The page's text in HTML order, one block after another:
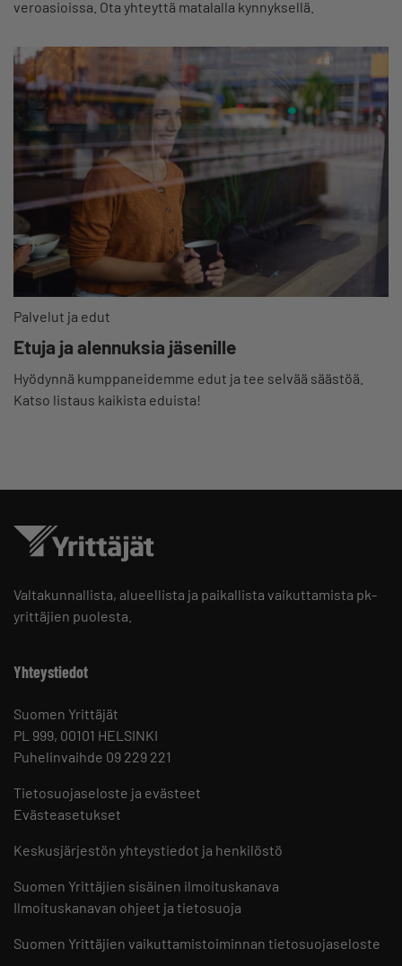
veroasioissa. Ota yhteyttä matalalla kynnyksellä.
Palvelut ja edut
Etuja ja alennuksia jäsenille
Hyödynnä kumppaneidemme edut ja tee selvää säästöä.
Katso listaus kaikista eduista!
Valtakunnallista, alueellista ja paikallista vaikuttamista pk-
yrittäjien puolesta.
Yhteystiedot
Suomen Yrittäjät
PL 999, 00101 HELSINKI
Puhelinvaihde 09 229 221
Tietosuojaseloste ja evästeet
Evästeasetukset
Keskusjärjestön yhteystiedot ja henkilöstö
Suomen Yrittäjien sisäinen ilmoituskanava
Ilmoituskanavan ohjeet ja tietosuoja
Suomen Yrittäjien vaikuttamistoiminnan tietosuojaseloste